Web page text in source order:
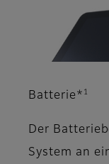
Batterie* 1
Der
System an